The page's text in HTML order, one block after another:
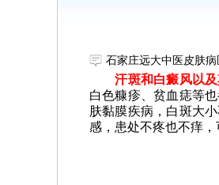
石家庄远大中医皮肤病
汗斑和白癜风以及
白色糠疹、贫血痣等
肤黏膜疾病，白斑大
感，患处不疼也不痒，